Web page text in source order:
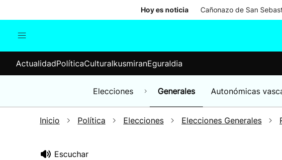
Hoy es noticia Cañonazo de San
Elecciones
ActualidadPolíticaCulturaIkusmiranEguraldia
Elecciones Generales Autonómicas
Inicio Política Elecciones Elecciones Generales
Escuchar